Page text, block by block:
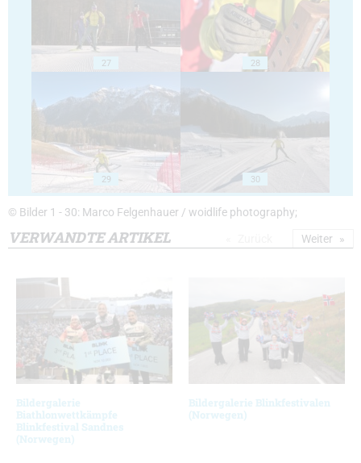
27 28
29 30
© Bilder 1 - 30: Marco Felgenhauer / woidlife photography;
VERWANDTE ARTIKEL
Bildergalerie
Biathlonwettkämpfe
Blinkfestival Sandnes
(Norwegen)
Bildergalerie Blinkfestivalen
(Norwegen)
Weiter